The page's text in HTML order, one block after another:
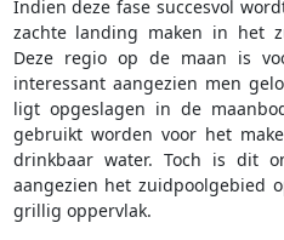
Indien deze fase succesvol
zachte landing maken in het
Deze regio op de maan is
interessant aangezien men
ligt opgeslagen in de
gebruikt worden voor het
drinkbaar water. Toch is dit
aangezien het zuidpoolgebied
grillig oppervlak.